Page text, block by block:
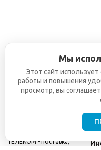
ТЕЛЕКОМ - поставка,
Мы
Этот сайт
работы и повышения
просмотр, вы